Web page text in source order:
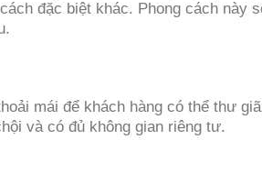
đặc biệt khác. Phong cách này
mái để khách hàng có thể thư
và có đủ không gian riêng tư.